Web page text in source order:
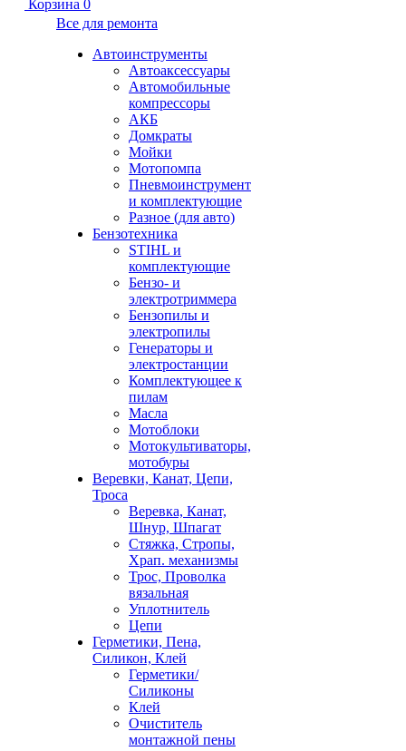
Корзина 0
Все для ремонта
Автоинструменты
Автоаксессуары
Автомобильные
компрессоры
АКБ
Домкраты
Мойки
Мотопомпа
Пневмоинструмент
и комплектующие
Разное (для авто)
Бензотехника
STIHL и
комплектующие
Бензо- и
электротриммера
Бензопилы и
электропилы
Генераторы и
электростанции
Комплектующее к
пилам
Масла
Мотоблоки
Мотокультиваторы,
мотобуры
Веревки, Канат, Цепи,
Троса
Веревка, Канат,
Шнур, Шпагат
Стяжка, Стропы,
Храп. механизмы
Трос, Проволка
вязальная
Уплотнитель
Цепи
Герметики, Пена,
Силикон, Клей
Герметики/
Силиконы
Клей
Очиститель
монтажной пены